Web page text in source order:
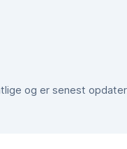
og er senest